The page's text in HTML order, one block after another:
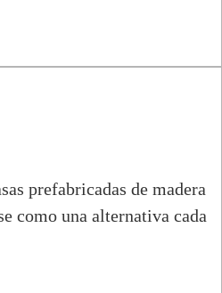
prefabricadas de madera
como una alternativa cada